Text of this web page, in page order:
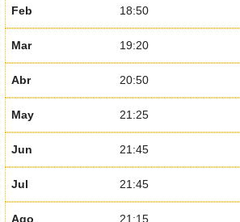
Feb 18:50
Mar 19:20
Abr 20:50
May 21:25
Jun 21:45
Jul 21:45
Ago 21:15